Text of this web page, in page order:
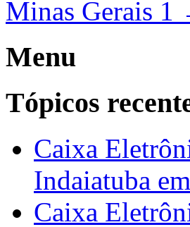
Minas Gerais 1
Menu
Tópicos
Caixa
Indaiatuba
Caixa